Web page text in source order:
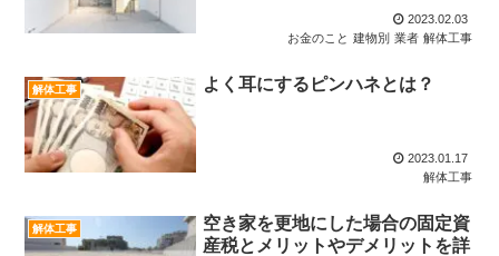
2023.02.03
お金のこと 建物別 業者 解体工事
解体工事 よく耳にするピンハネとは？
2023.01.17
解体工事
解体工事
空き家を更地にした場合の固定資
産税とメリットやデメリットを詳